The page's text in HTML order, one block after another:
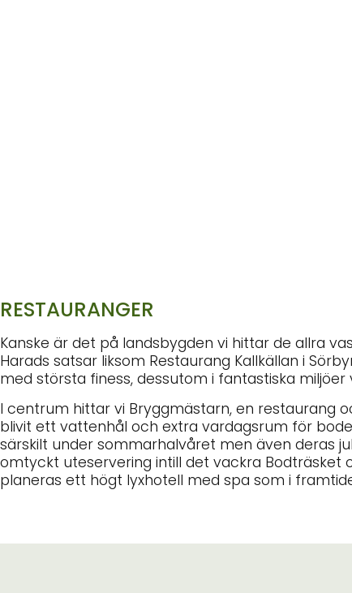
RESTAURANGER
Kanske är det på landsbygden vi hittar de allra
Harads satsar liksom Restaurang Kallkällan i
med största finess, dessutom i fantastiska miljöer
I centrum hittar vi Bryggmästarn, en restaurang
blivit ett vattenhål och extra vardagsrum för
särskilt under sommarhalvåret men även deras
omtyckt uteservering intill det vackra Bodträsket
planeras ett högt lyxhotell med spa som i